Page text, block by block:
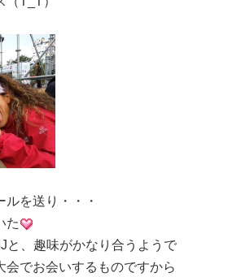
を送り・・・
た
と、趣味がかなり合うようで
会でお会いするものですから